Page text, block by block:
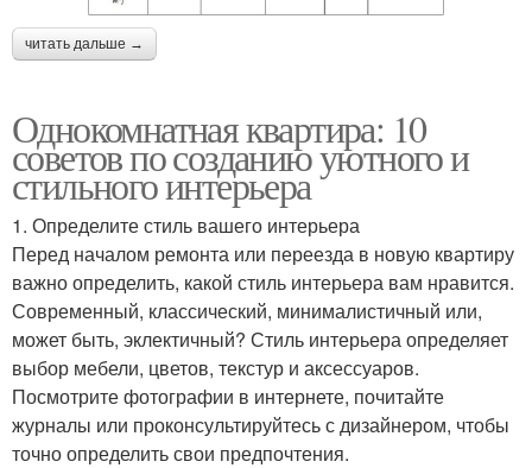
читать дальше →
Однокомнатная квартира: 10
советов по созданию уютного и
стильного интерьера
1. Определите стиль вашего интерьера
Перед началом ремонта или переезда в новую квартиру
важно определить, какой стиль интерьера вам нравится.
Современный, классический, минималистичный или,
может быть, эклектичный? Стиль интерьера определяет
выбор мебели, цветов, текстур и аксессуаров.
Посмотрите фотографии в интернете, почитайте
журналы или проконсультируйтесь с дизайнером, чтобы
точно определить свои предпочтения.